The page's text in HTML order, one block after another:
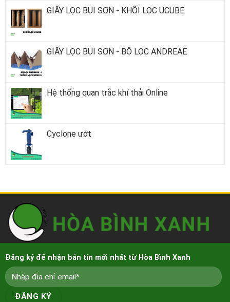
GIẤY LỌC BỤI SƠN - KHỐI LỌC UCUBE
GIẤY LỌC BỤI SƠN - BỘ LỌC ANDREAE
Hệ thống quan trắc khí thải Online
Cyclone ướt
Đăng ký để nhận bản tin mới nhất từ Hòa Bình Xanh